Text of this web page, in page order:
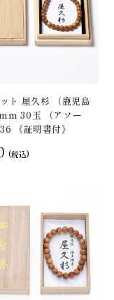
ト 屋久杉 （鹿児島
30玉 （アソー
《証明書付》
(税込)